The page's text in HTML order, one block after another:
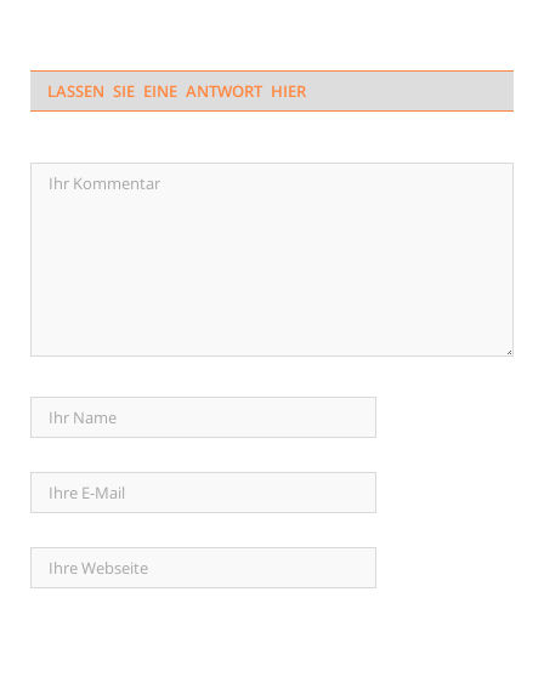
LASSEN SIE EINE ANTWORT HIER